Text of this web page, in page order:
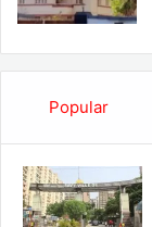
Popular